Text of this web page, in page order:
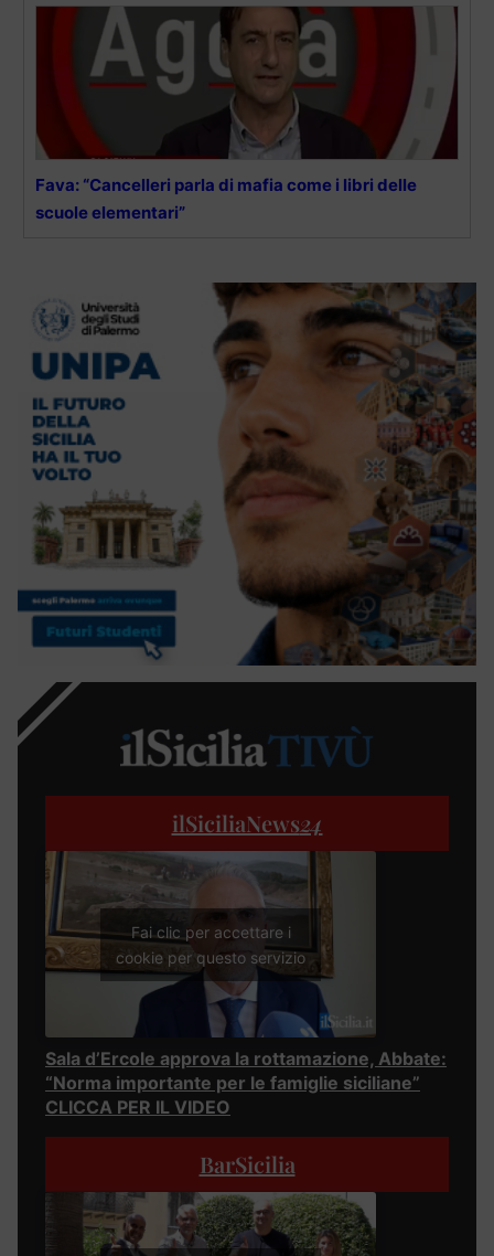
Fava: “Cancelleri parla di mafia come i libri delle
scuole elementari”
ilSiciliaNews24
Fai clic per accettare i
cookie per questo servizio
Sala d’Ercole approva la rottamazione, Abbate:
“Norma importante per le famiglie siciliane”
CLICCA PER IL VIDEO
BarSicilia